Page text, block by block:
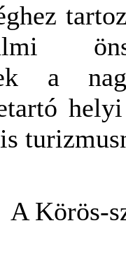
a
A Körös-